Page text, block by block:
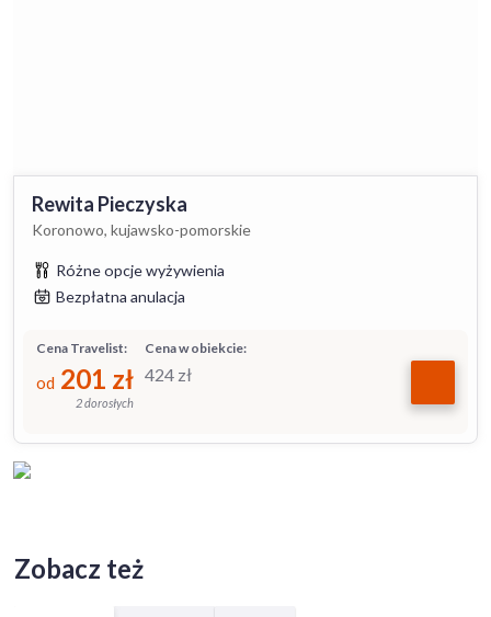
Rewita Pieczyska
Koronowo, kujawsko-pomorskie
Różne opcje wyżywienia
Bezpłatna anulacja
Cena w obiekcie:
424 zł
Cena Travelist:
od 201 zł
2 dorosłych
Zobacz też